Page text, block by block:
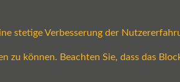
stetige Verbesserung der
zu können. Beachten Sie, dass das